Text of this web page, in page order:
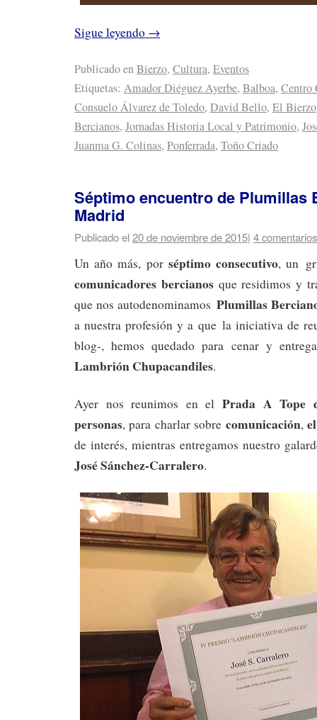
Sigue leyendo →
Publicado enBierzo, Cultura, Eventos
Etiquetas: Amador Diéguez Ayerbe, Balboa, Centro
Consuelo Álvarez de Toledo, David Bello, El Bierzo
Bercianos, Jornadas Historia Local y Patrimonio,
Juanma G. Colinas, Ponferrada, Toño Criado
Séptimo encuentro de Plumillas
Madrid
Publicado el20 de noviembre de 2015| 4 comentarios
Un año más, por séptimo consecutivo, un
comunicadores bercianosque residimos y
que nos autodenominamos Plumillas
a nuestra profesión y a que la iniciativa de
blog-, hemos quedado para cenar y
Lambrión Chupacandiles.
Ayer nos reunimos en el Prada A Tope
personas, para charlar sobre comunicación,
de interés, mientras entregamos nuestro
José Sánchez-Carralero.